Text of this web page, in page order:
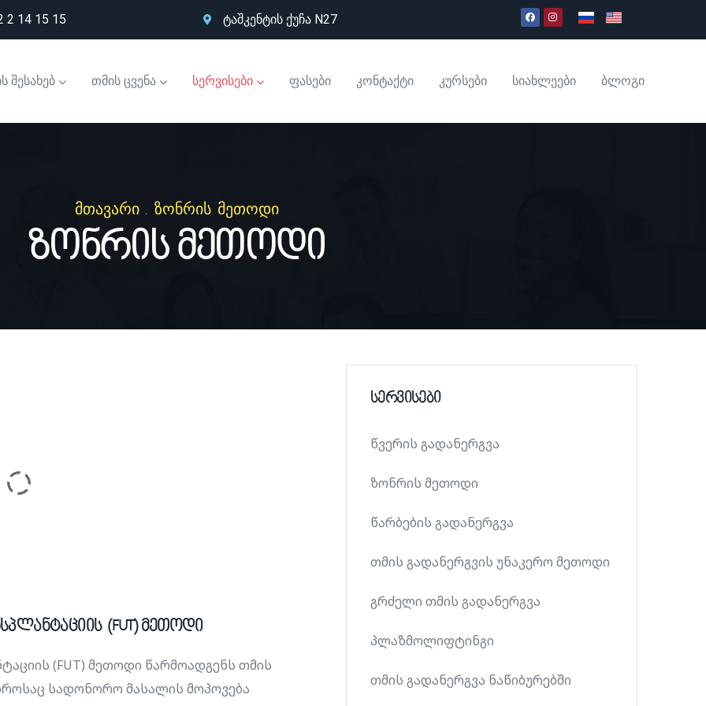
2 14 15 15 ტაშკენტის ქუჩა N27
შესახებ თმის ცვენა სერვისები ფასები კონტაქტი კურსები სიახლეები ბლოგი
მთავარი. ზონრის მეთოდი
Ზონრის Მეთოდი
(FUT) მეთოდი
(FUT) მეთოდი წარმოადგენს თმის
სადონორო მასალის მოპოვება
სერვისები
წვერის გადანერგვა
ზონრის მეთოდი
წარბების გადანერგვა
თმის გადანერგვის უნაკერო მეთოდი
გრძელი თმის გადანერგვა
პლაზმოლიფტინგი
თმის გადანერგვა ნაწიბურებში